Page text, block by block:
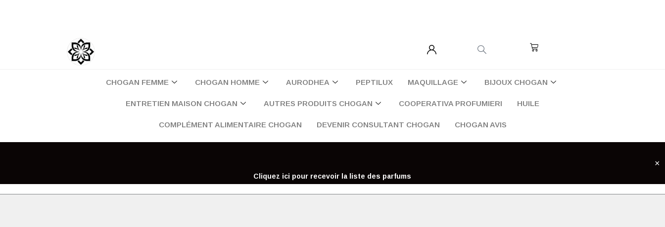
Cart
CHOGAN FEMME CHOGAN HOMME AURODHEA PEPTILUX MAQUILLAGE BIJOUX CHOGAN
ENTRETIEN MAISON CHOGAN AUTRES PRODUITS CHOGAN COOPERATIVA PROFUMIERI HUILE
COMPLÉMENT ALIMENTAIRE CHOGAN DEVENIR CONSULTANT CHOGAN CHOGAN AVIS
Cliquez ici pour recevoir la liste des parfums
×